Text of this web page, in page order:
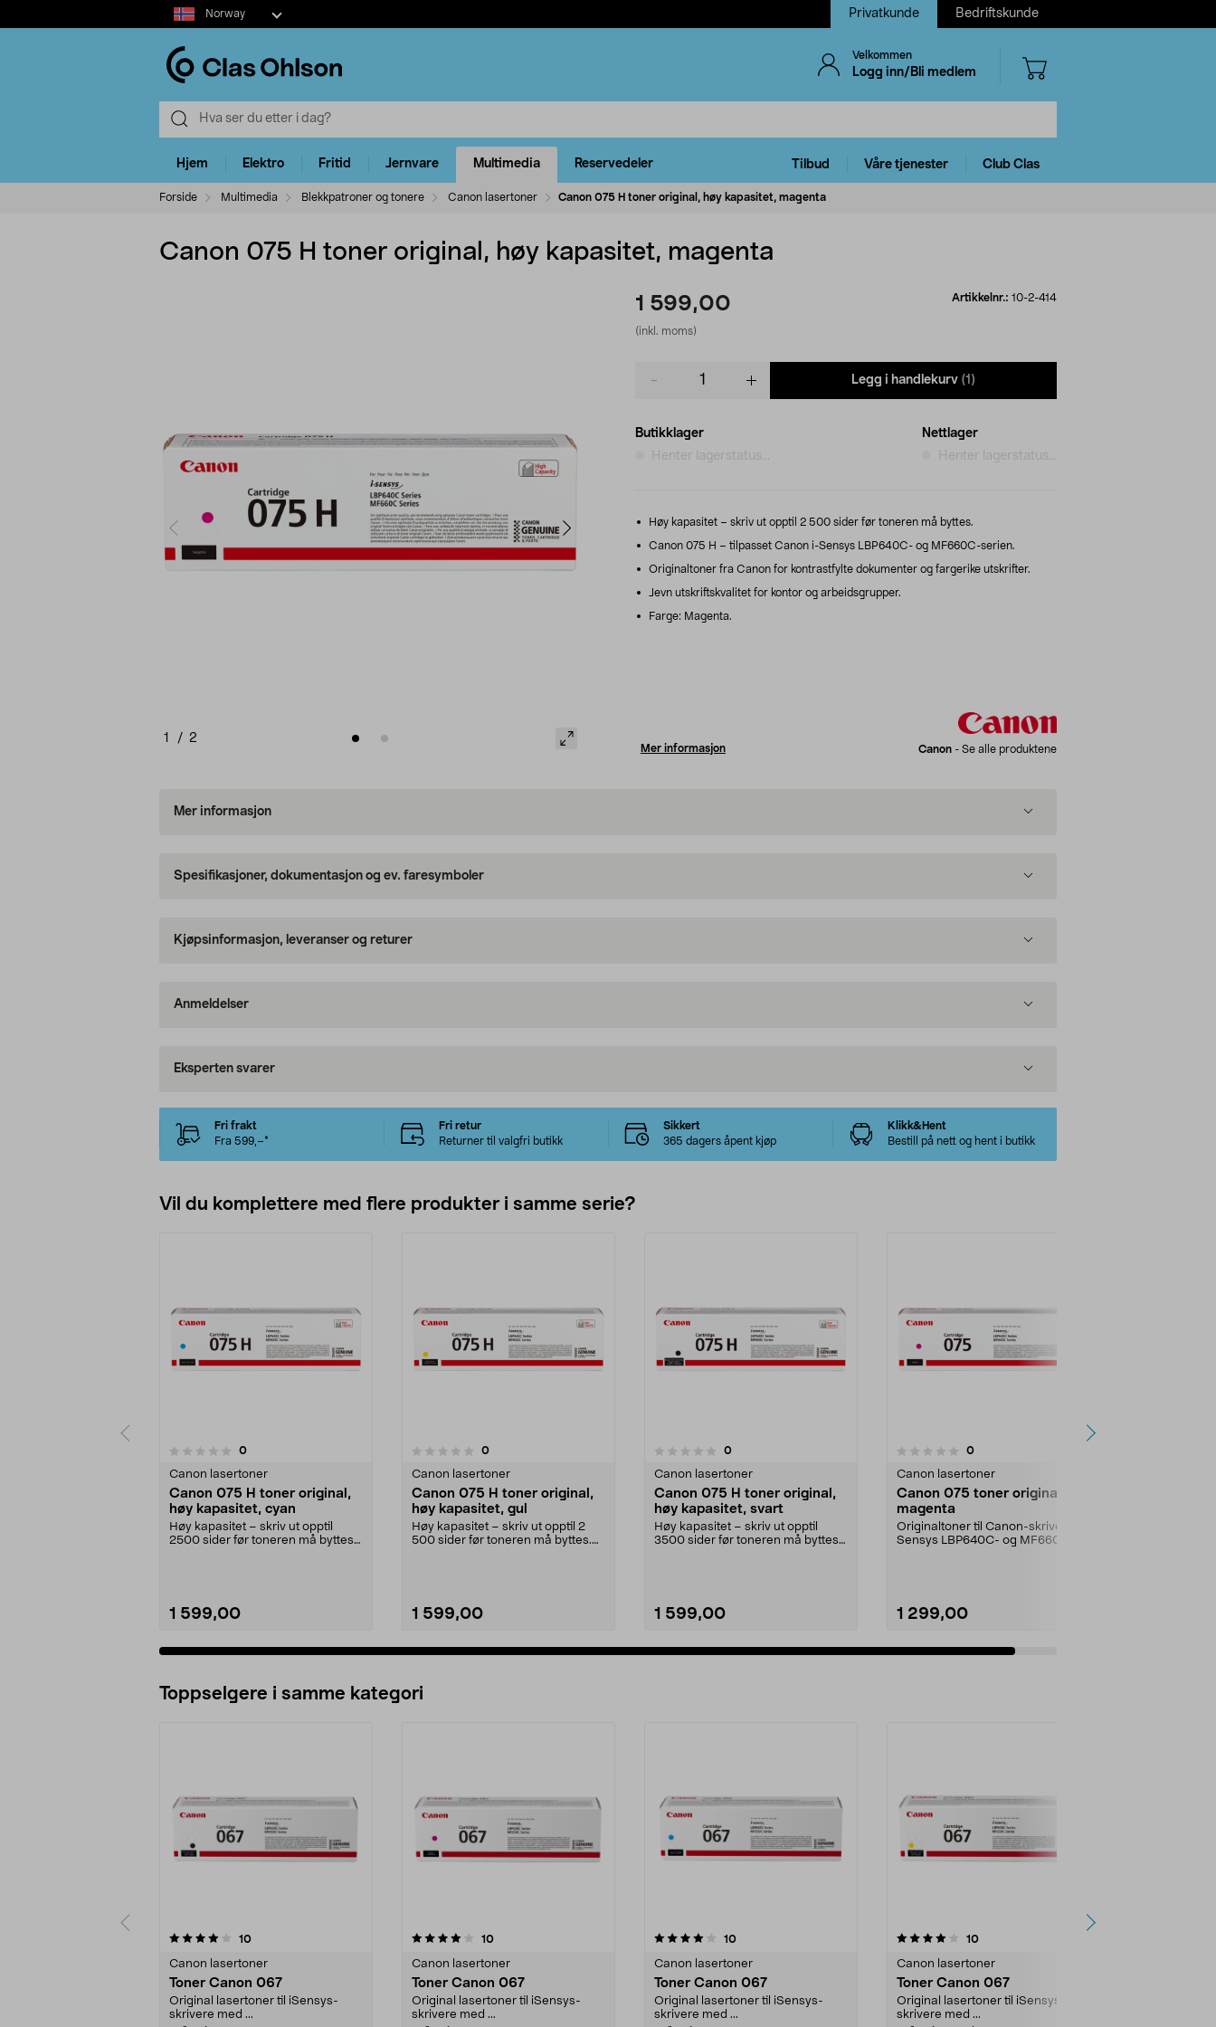
Select
market
Norway Privatkunde Bedriftskunde
Velkommen
Logg inn/Bli medlem
Hjem Elektro Fritid Jernvare Multimedia Reservedeler Tilbud Våre tjenester Club Clas
Forside Multimedia Blekkpatroner og tonere Canon lasertoner Canon 075 H toner original, høy kapasitet, magenta
Canon 075 H toner original, høy kapasitet, magenta
1 / 2
1 599,00
(inkl. moms)
Artikkelnr.: 10-2-414
Legg i handlekurv (1)
Butikklager
Henter lagerstatus...
Nettlager
Henter lagerstatus...
Høy kapasitet – skriv ut opptil 2 500 sider før toneren må byttes.
Canon 075 H – tilpasset Canon i-Sensys LBP640C- og MF660C-serien.
Originaltoner fra Canon for kontrastfylte dokumenter og fargerike utskrifter.
Jevn utskriftskvalitet for kontor og arbeidsgrupper.
Farge: Magenta.
Mer informasjon Canon - Se alle produktene
Mer informasjon
Spesifikasjoner, dokumentasjon og ev. faresymboler
Kjøpsinformasjon, leveranser og returer
Anmeldelser
Eksperten svarer
Fri frakt
Fra 599,–*
Fri retur
Returner til valgfri butikk
Sikkert
365 dagers åpent kjøp
Klikk&Hent
Bestill på nett og hent i butikk
Vil du komplettere med flere produkter i samme serie?
0anmeldelser
Canon lasertoner
Canon 075 H toner original,
høy kapasitet, cyan
Høy kapasitet – skriv ut opptil
2500 sider før toneren må byttes.
1 599,00
0.0 av 5 stjerner 0anmeldelser
Canon lasertoner
Canon 075 H toner original,
høy kapasitet, gul
Høy kapasitet – skriv ut opptil 2
500 sider før toneren må byttes.
1 599,00
0.0 av 5 stjerner 0anmeldelser
Canon lasertoner
Canon 075 H toner original,
høy kapasitet, svart
Høy kapasitet – skriv ut opptil
3500 sider før toneren må byttes.
1 599,00
0.0 av 5 stjerner 0anmeldelser
Canon lasertoner
Canon 075 toner original,
magenta
Originaltoner til Canon-skrivere i i-
Sensys LBP640C- og MF660C-
1 299,00
Toppselgere i samme kategori
10anmeldelser
Canon lasertoner
Toner Canon 067
Original lasertoner til iSensys-
skrivere med ...
4.0 av 5 stjerner 10anmeldelser
Canon lasertoner
Toner Canon 067
Original lasertoner til iSensys-
skrivere med ...
4.0 av 5 stjerner 10anmeldelser
Canon lasertoner
Toner Canon 067
Original lasertoner til iSensys-
skrivere med ...
4.0 av 5 stjerner 10anmeldelser
Canon lasertoner
Toner Canon 067
Original lasertoner til iSensys-
skrivere med ...
4.5 av 5 stjerner